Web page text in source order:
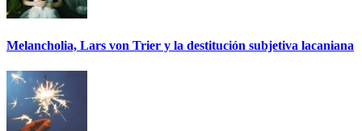
Melancholia, Lars von Trier y la destitución subjetiva lacaniana